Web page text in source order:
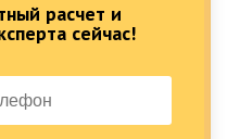
расчет и
сейчас!